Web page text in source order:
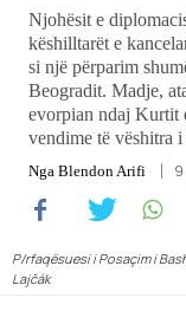
Sport
Pikëpamje
Art Jete
Kulturë
Showbiz
Njohësit e
këshilltarët e
si një përparim
Beogradit. Madje,
evorpian ndaj Kurtit
vendime të vëshitra
Nga Blendon Arifi
P/rfaqësuesi i Posaçim i
Lajčák